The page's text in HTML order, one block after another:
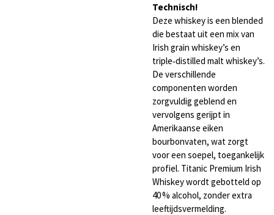
Technisch!
Deze whiskey is een blended
die bestaat uit een mix van
Irish grain whiskey’s en
triple‑distilled malt whiskey’s.
De verschillende
componenten worden
zorgvuldig geblend en
vervolgens gerijpt in
Amerikaanse eiken
bourbonvaten, wat zorgt
voor een soepel, toegankelijk
profiel. Titanic Premium Irish
Whiskey wordt gebotteld op
40 % alcohol, zonder extra
leeftijdsvermelding.